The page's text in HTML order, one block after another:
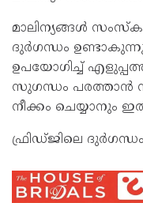
മാലിന്യങ്ങൾ
ദുർഗന്ധം
ഉപയോഗിച്ച്
സുഗന്ധം പരത്താൻ
നീക്കം ചെയ്യാനും
ഫ്രിഡ്ജിലെ ദുർഗന്ധം